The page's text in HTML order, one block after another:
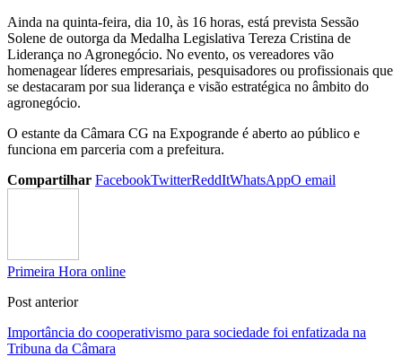
Ainda na quinta-feira, dia 10, às 16 horas, está prevista Sessão
Solene de outorga da Medalha Legislativa Tereza Cristina de
Liderança no Agronegócio. No evento, os vereadores vão
homenagear líderes empresariais, pesquisadores ou profissionais que
se destacaram por sua liderança e visão estratégica no âmbito do
agronegócio.
O estante da Câmara CG na Expogrande é aberto ao público e
funciona em parceria com a prefeitura.
Compartilhar FacebookTwitterReddItWhatsAppO email
Primeira Hora online
Post anterior
Importância do cooperativismo para sociedade foi enfatizada na
Tribuna da Câmara